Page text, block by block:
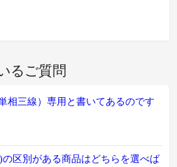
るご質問
相三線）専用と書いてあるのです
区別がある商品はどちらを選べば